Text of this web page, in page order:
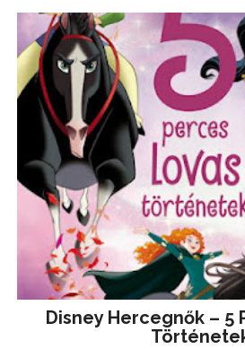
Disney ​Hercegnők – 5